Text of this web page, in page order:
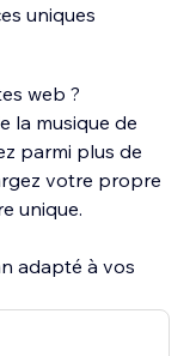
uniques
web ?
la musique de
parmi plus de
votre propre
unique.
adapté à vos